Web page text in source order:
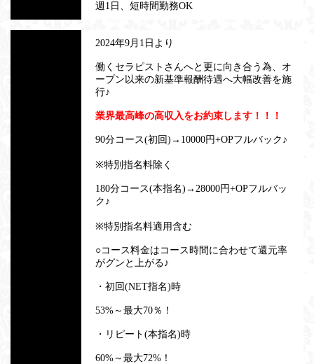
週1日、短時間勤務OK
2024年9月1日より
働くセラピストさんへと更に向き合う為、オ
ープン以来の新基準報酬待遇へ大幅改善を施
行♪
業界最高峰の高収入をお約束します！！！
90分コース(初回)→10000円+OPフルバック♪
※特別指名料除く
180分コース(本指名)→28000円+OPフルバッ
ク♪
※特別指名料適用含む
○コース料金はコース時間に合わせて還元率
がグンと上がる♪
・初回(NET指名)時
53%～最大70％！
・リピート(本指名)時
60%～最大72%！